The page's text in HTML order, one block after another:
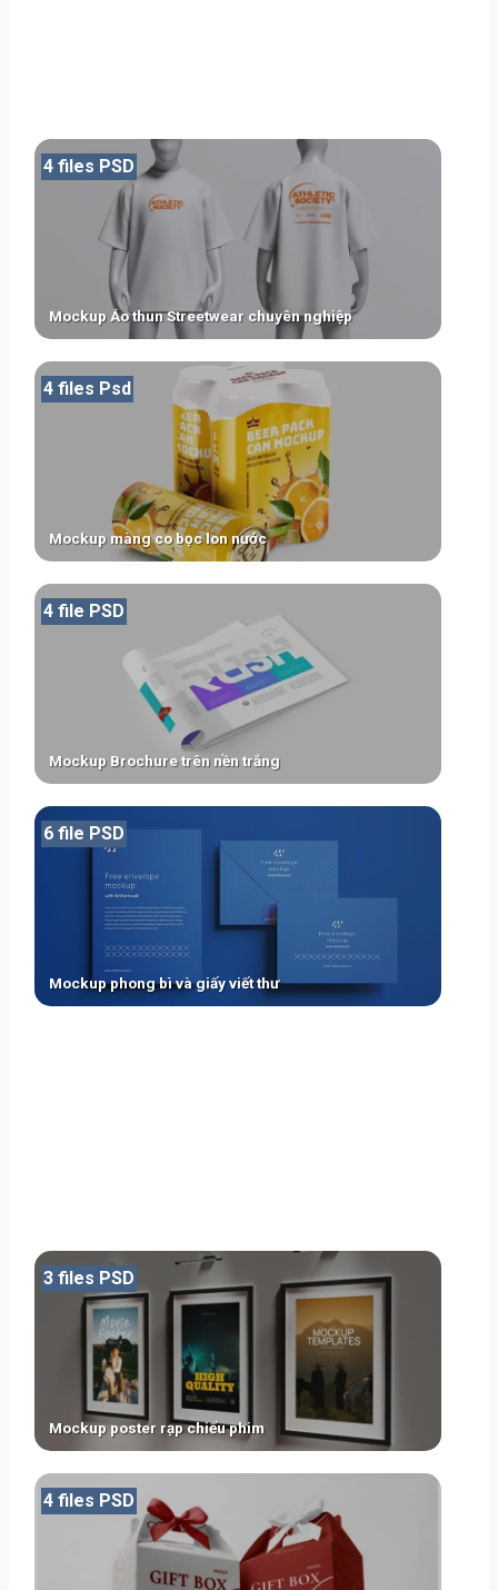
Mockup Áo thun Streetwear chuyên nghiệp
4 files PSD
Mockup màng co bọc lon nước
4 files Psd
Mockup Brochure trên nền trắng
4 file PSD
Mockup phong bì và giấy viết thư
6 file PSD
Mockup poster rạp chiếu phim
3 files PSD
4 files PSD